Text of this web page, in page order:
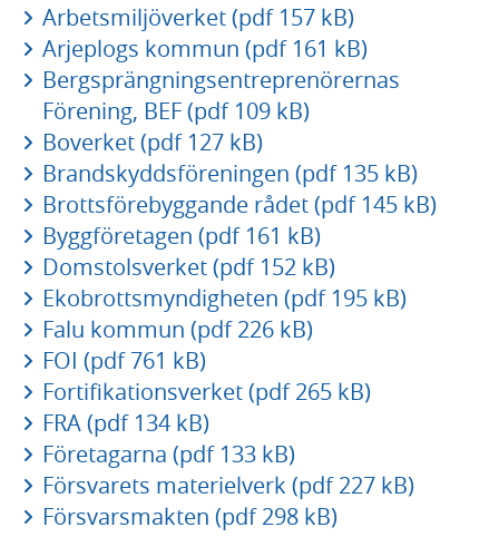
Arbetsmiljöverket (pdf 157 kB)
Arjeplogs kommun (pdf 161 kB)
Bergsprängningsentreprenörernas
Förening, BEF (pdf 109 kB)
Boverket (pdf 127 kB)
Brandskyddsföreningen (pdf 135 kB)
Brottsförebyggande rådet (pdf 145 kB)
Byggföretagen (pdf 161 kB)
Domstolsverket (pdf 152 kB)
Ekobrottsmyndigheten (pdf 195 kB)
Falu kommun (pdf 226 kB)
FOI (pdf 761 kB)
Fortifikationsverket (pdf 265 kB)
FRA (pdf 134 kB)
Företagarna (pdf 133 kB)
Försvarets materielverk (pdf 227 kB)
Försvarsmakten (pdf 298 kB)